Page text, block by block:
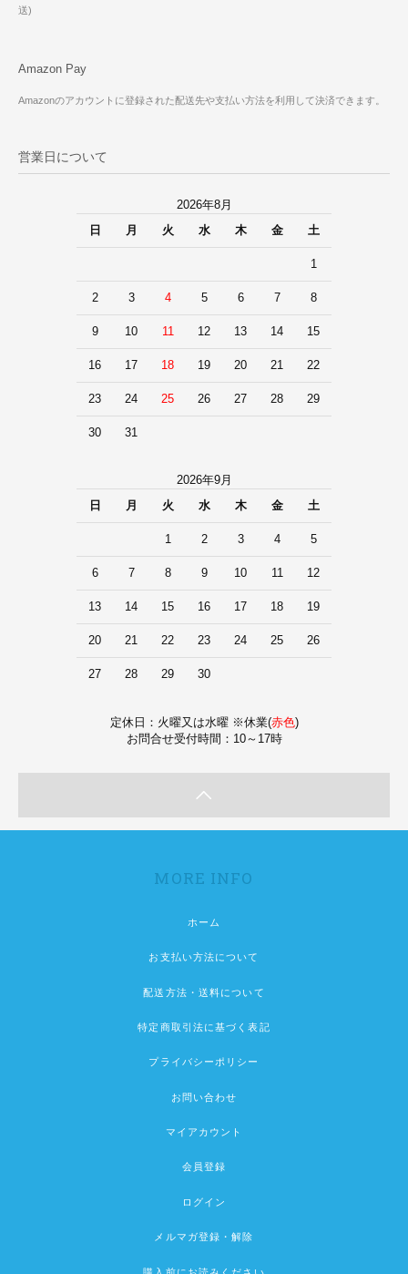
送)
Amazon Pay
Amazonのアカウントに登録された配送先や支払い方法を利用して決済できます。
営業日について
2026年8月
日
月 火 水 木 金 土
1
2 3 4 5 6 7 8
9 10 11 12 13 14 15
16 17 18 19 20 21 22
23 24 25 26 27 28 29
30 31
2026年9月
日
月 火 水 木 金 土
1 2 3 4 5
6 7 8 9 10 11 12
13 14 15 16 17 18 19
20 21 22 23 24 25 26
27 28 29 30
定休日：火曜又は水曜 ※休業(赤色)
お問合せ受付時間：10～17時
MORE INFO
ホーム
お支払い方法について
配送方法・送料について
特定商取引法に基づく表記
プライバシーポリシー
お問い合わせ
マイアカウント
会員登録
ログイン
メルマガ登録・解除
購入前にお読みください